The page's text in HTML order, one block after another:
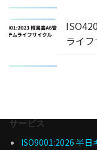
ライ
サービス
ISO9001:2026 半日